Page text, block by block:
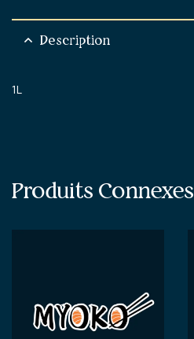
Description
1L
Produits Connexes